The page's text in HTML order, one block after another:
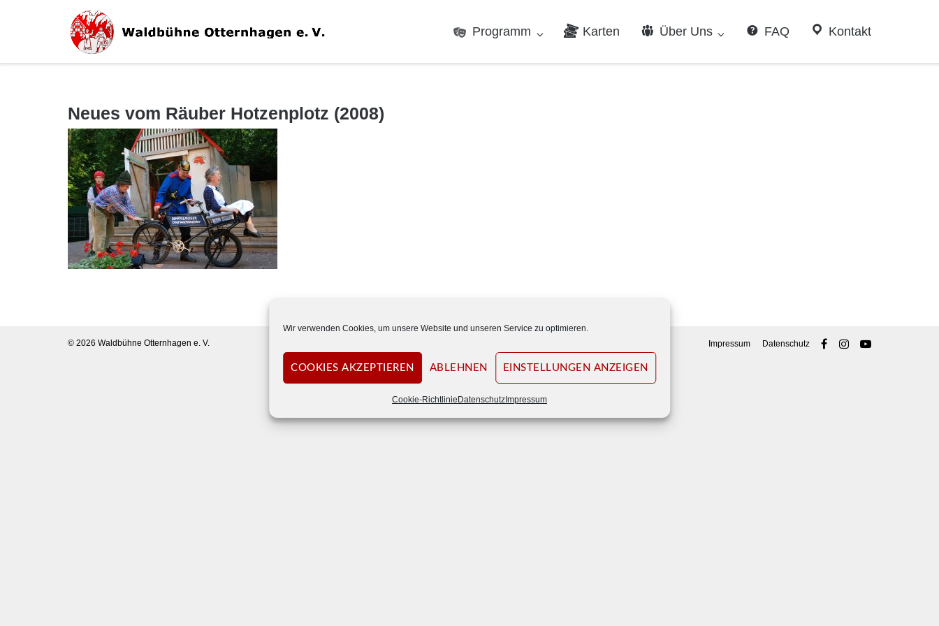
Wir verwenden Cookies, um unsere Website und unseren Service zu optimieren.
COOKIES AKZEPTIEREN ABLEHNEN EINSTELLUNGEN ANZEIGEN
Cookie-Richtlinie Datenschutz Impressum
Programm Karten Über Uns FAQ Kontakt
Neues vom Räuber Hotzenplotz (2008)
© 2026 Waldbühne Otternhagen e. V. Impressum Datenschutz